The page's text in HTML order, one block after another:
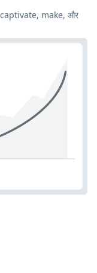
make, और